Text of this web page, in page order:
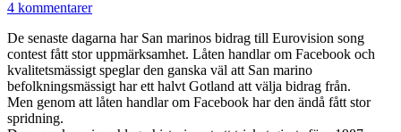
4 kommentarer
De senaste dagarna har San marinos bidrag till Eurovision song
contest fått stor uppmärksamhet. Låten handlar om Facebook och
kvalitetsmässigt speglar den ganska väl att San marino
befolkningsmässigt har ett halvt Gotland att välja bidrag från.
Men genom att låten handlar om Facebook har den ändå fått stor
spridning.